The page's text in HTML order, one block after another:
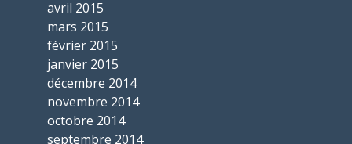
avril 2015
mars 2015
février 2015
janvier 2015
décembre 2014
novembre 2014
octobre 2014
septembre 2014